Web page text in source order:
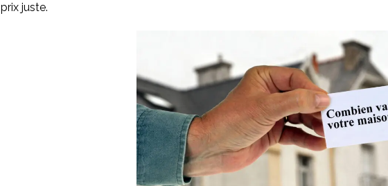
prix juste.